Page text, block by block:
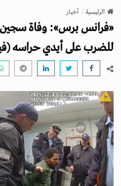
v
g
a
n
الرئيسية أخبار
«فرانس برس»: وفاة
للضرب على أيدي حراسه